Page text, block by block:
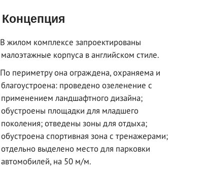
Концепция
В жилом комплексе запроектированы
малоэтажные корпуса в английском стиле.
По периметру она ограждена, охраняема и
благоустроена: проведено озеленение с
применением ландшафтного дизайна;
обустроены площадки для младшего
поколения; отведены зоны для отдыха;
обустроена спортивная зона с тренажерами;
отдельно выделено место для парковки
автомобилей, на 50 м/м.